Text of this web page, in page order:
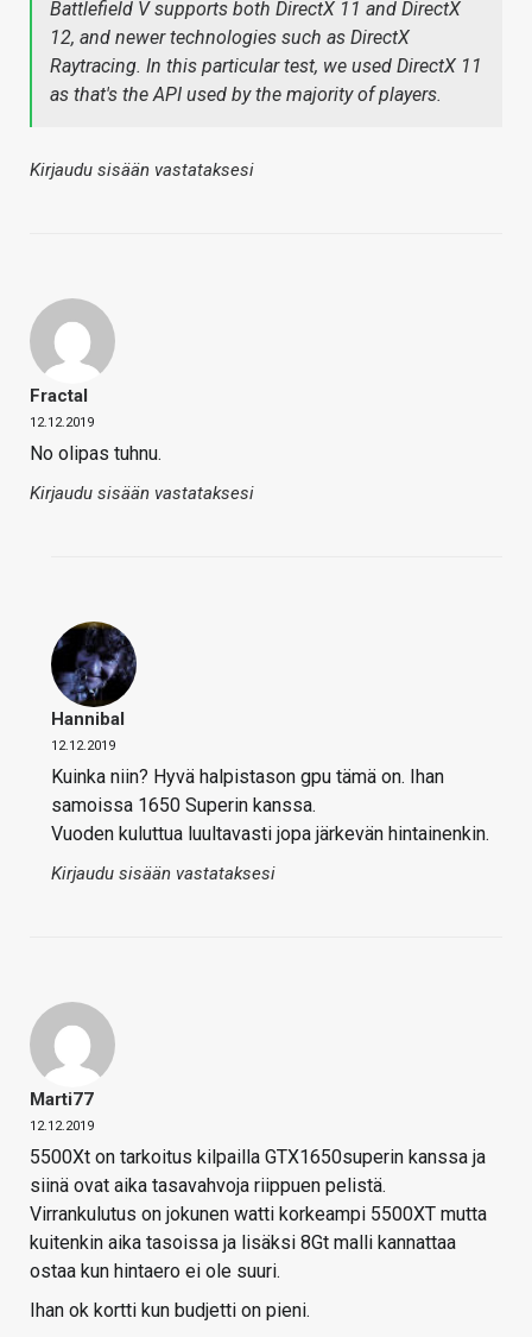
Battlefield V supports both DirectX 11 and DirectX
12, and newer technologies such as DirectX
Raytracing. In this particular test, we used DirectX 11
as that's the API used by the majority of players.
Kirjaudu sisään vastataksesi
Fractal
12.12.2019
No olipas tuhnu.
Kirjaudu sisään vastataksesi
Hannibal
12.12.2019
Kuinka niin? Hyvä halpistason gpu tämä on. Ihan
samoissa 1650 Superin kanssa.
Vuoden kuluttua luultavasti jopa järkevän hintainenkin.
Kirjaudu sisään vastataksesi
Marti77
12.12.2019
5500Xt on tarkoitus kilpailla GTX1650superin kanssa ja
siinä ovat aika tasavahvoja riippuen pelistä.
Virrankulutus on jokunen watti korkeampi 5500XT mutta
kuitenkin aika tasoissa ja lisäksi 8Gt malli kannattaa
ostaa kun hintaero ei ole suuri.
Ihan ok kortti kun budjetti on pieni.